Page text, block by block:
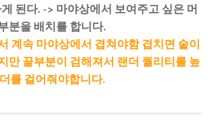
된다. -> 마야상에서 보여주고 싶은 머
분을 배치를 합니다.
계속 마야상에서 겹쳐야함 겹치면 숱이
만 끝부분이 검해져서 랜더 퀄리티를 높
를 걸어줘야합니다.